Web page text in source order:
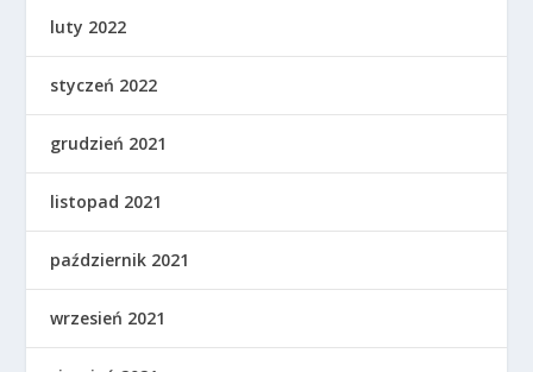
luty 2022
styczeń 2022
grudzień 2021
listopad 2021
październik 2021
wrzesień 2021